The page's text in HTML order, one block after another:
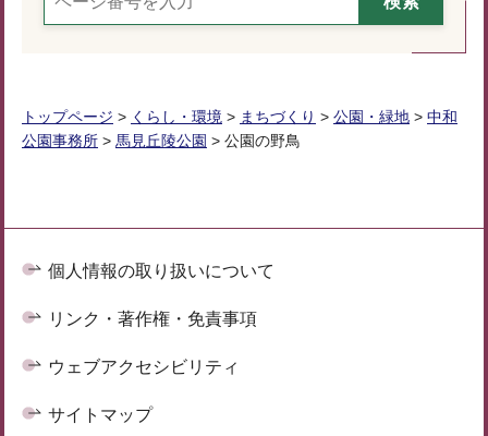
トップページ > くらし・環境 > まちづくり > 公園・緑地 > 中和
公園事務所 > 馬見丘陵公園 > 公園の野鳥
個人情報の取り扱いについて
リンク・著作権・免責事項
ウェブアクセシビリティ
サイトマップ